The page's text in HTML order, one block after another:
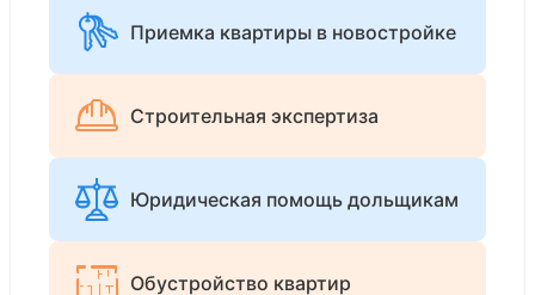
Приемка квартиры в новостройке
Строительная экспертиза
Юридическая помощь дольщикам
Обустройство квартир